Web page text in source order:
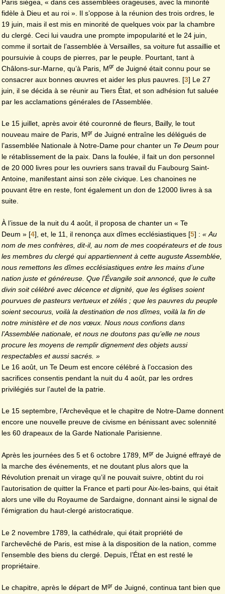
Paris siégea, « dans ces assemblées orageuses, avec la minorité
fidèle à Dieu et au roi ». Il s’oppose à la réunion des trois ordres, le
19 juin, mais il est mis en minorité de quelques voix par la chambre
du clergé. Ceci lui vaudra une prompte impopularité et le 24 juin,
comme il sortait de l’assemblée à Versailles, sa voiture fut assaillie et
poursuivie à coups de pierres, par le peuple. Pourtant, tant à
Châlons-sur-Marne, qu’à Paris, Mgr de Juigné était connu pour se
consacrer aux bonnes œuvres et aider les plus pauvres. [3] Le 27
juin, il se décida à se réunir au Tiers État, et son adhésion fut saluée
par les acclamations générales de l’Assemblée.
Le 15 juillet, après avoir été couronné de fleurs, Bailly, le tout
nouveau maire de Paris, Mgr de Juigné entraîne les délégués de
l’assemblée Nationale à Notre-Dame pour chanter un Te Deum pour
le rétablissement de la paix. Dans la foulée, il fait un don personnel
de 20 000 livres pour les ouvriers sans travail du Faubourg Saint-
Antoine, manifestant ainsi son zèle civique. Les chanoines ne
pouvant être en reste, font également un don de 12000 livres à sa
suite.
À l’issue de la nuit du 4 août, il proposa de chanter un « Te
Deum » [4] , et, le 11, il renonça aux dîmes ecclésiastiques [5] : « Au
nom de mes confrères, dit-il, au nom de mes coopérateurs et de tous
les membres du clergé qui appartiennent à cette auguste Assemblée,
nous remettons les dîmes ecclésiastiques entre les mains d’une
nation juste et généreuse. Que l’Évangile soit annoncé, que le culte
divin soit célébré avec décence et dignité, que les églises soient
pourvues de pasteurs vertueux et zélés ; que les pauvres du peuple
soient secourus, voilà la destination de nos dîmes, voilà la fin de
notre ministère et de nos vœux. Nous nous confions dans
l’Assemblée nationale, et nous ne doutons pas qu’elle ne nous
procure les moyens de remplir dignement des objets aussi
respectables et aussi sacrés. »
Le 16 août, un Te Deum est encore célébré à l’occasion des
sacrifices consentis pendant la nuit du 4 août, par les ordres
privilégiés sur l’autel de la patrie.
Le 15 septembre, l’Archevêque et le chapitre de Notre-Dame donnent
encore une nouvelle preuve de civisme en bénissant avec solennité
les 60 drapeaux de la Garde Nationale Parisienne.
Après les journées des 5 et 6 octobre 1789, Mgr de Juigné effrayé de
la marche des événements, et ne doutant plus alors que la
Révolution prenait un virage qu’il ne pouvait suivre, obtint du roi
l’autorisation de quitter la France et parti pour Aix-les-bains, qui était
alors une ville du Royaume de Sardaigne, donnant ainsi le signal de
l’émigration du haut-clergé aristocratique.
Le 2 novembre 1789, la cathédrale, qui était propriété de
l’archevêché de Paris, est mise à la disposition de la nation, comme
l’ensemble des biens du clergé. Depuis, l’État en est resté le
propriétaire.
Le chapitre, après le départ de Mgr de Juigné, continua tant bien que